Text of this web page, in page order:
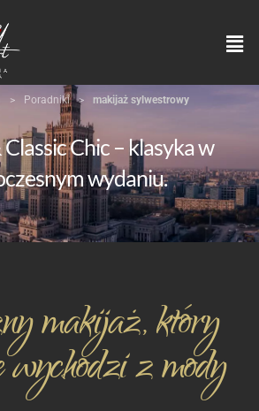
> Poradniki > makijaż sylwestrowy
Classic Chic – klasyka w
wydaniu.
makijaż, który
wychodzi z mody